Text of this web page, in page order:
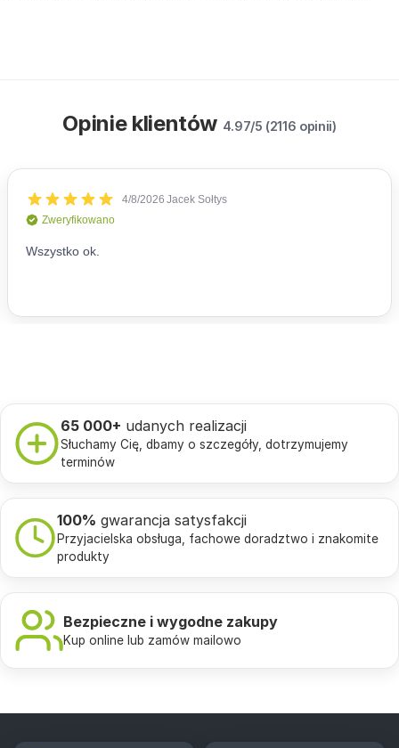
Opinie klientów 4.97/5 (2116 opinii)
65 000+ udanych realizacji
Słuchamy Cię, dbamy o szczegóły, dotrzymujemy
terminów
100% gwarancja satysfakcji
Przyjacielska obsługa, fachowe doradztwo i znakomite
produkty
Bezpieczne i wygodne zakupy
Kup online lub zamów mailowo